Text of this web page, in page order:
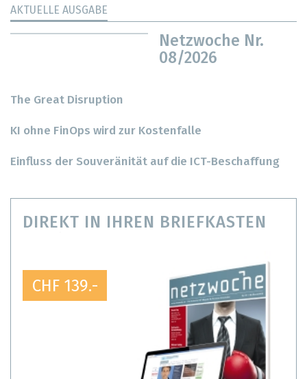
AKTUELLE AUSGABE
Netzwoche Nr.
08/2026
The Great Disruption
KI ohne FinOps wird zur Kostenfalle
Einfluss der Souveränität auf die ICT-Beschaffung
DIREKT IN IHREN BRIEFKASTEN
CHF 139.-